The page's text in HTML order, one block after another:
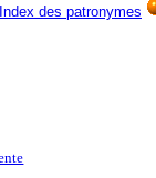
Index des patronymes